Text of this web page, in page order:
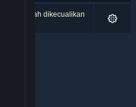
4 tajuk telah dikecualikan